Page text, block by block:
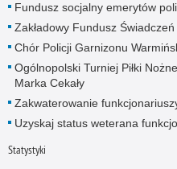
Fundusz socjalny emerytów
Zakładowy Fundusz
Chór Policji Garnizonu
Ogólnopolski Turniej Piłki
Marka Cekały
Zakwaterowanie
Uzyskaj status weterana
Statystyki